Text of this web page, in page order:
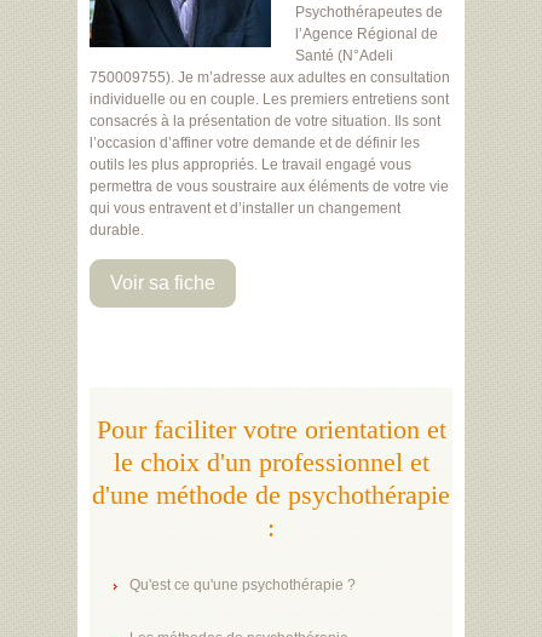
Psychothérapeutes de
l’Agence Régional de
Santé (N°Adeli
750009755). Je m’adresse aux adultes en consultation
individuelle ou en couple. Les premiers entretiens sont
consacrés à la présentation de votre situation. Ils sont
l’occasion d’affiner votre demande et de définir les
outils les plus appropriés. Le travail engagé vous
permettra de vous soustraire aux éléments de votre vie
qui vous entravent et d’installer un changement
durable.
Voir sa fiche
Pour faciliter votre orientation et
le choix d'un professionnel et
d'une méthode de psychothérapie
:
Qu'est ce qu'une psychothérapie ?